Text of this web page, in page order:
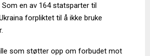
Som en av 164 statsparter til
forpliktet til å ikke bruke
som støtter opp om forbudet mot